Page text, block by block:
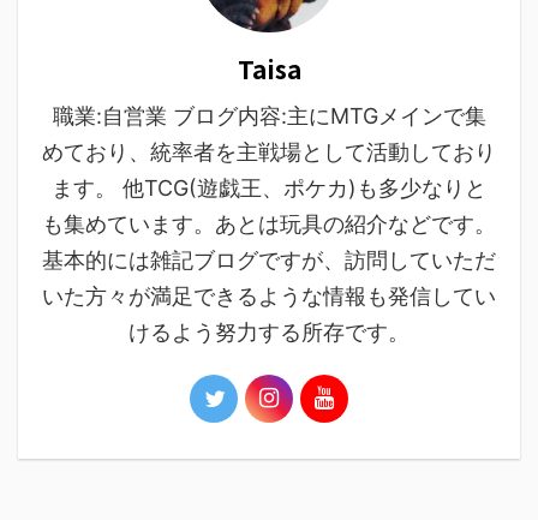
Taisa
職業:自営業 ブログ内容:主にMTGメインで集
めており、統率者を主戦場として活動しており
ます。 他TCG(遊戯王、ポケカ)も多少なりと
も集めています。あとは玩具の紹介などです。
基本的には雑記ブログですが、訪問していただ
いた方々が満足できるような情報も発信してい
けるよう努力する所存です。